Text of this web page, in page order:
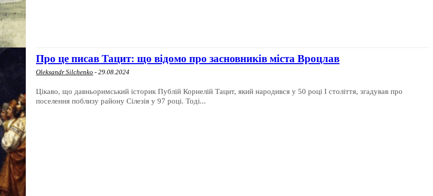
Про це писав Тацит: що відомо про засновників міста Вроцлав
Oleksandr Silchenko - 29.08.2024
Цікаво, що давньоримський історик Публій Корнелій Тацит, який народився у 50 році І століття, згадував про
поселення поблизу району Сілезія у 97 році. Тоді...